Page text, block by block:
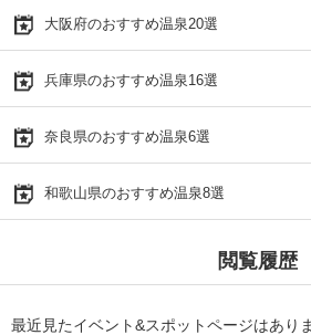
大阪府のおすすめ温泉20選
兵庫県のおすすめ温泉16選
奈良県のおすすめ温泉6選
和歌山県のおすすめ温泉8選
閲覧履歴
最近見たイベント&スポットページはあり